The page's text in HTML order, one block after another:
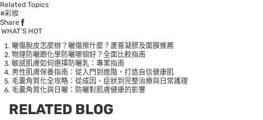
Related Topics
#彩妝
Share
WHAT’S HOT
曬傷脫皮怎麼辦？曬傷擦什麼？蘆薈凝膠及面膜推薦
物理防曬跟化學防曬哪個好？全面比較指南
敏感肌膚如何選擇防曬乳：專業指南
男性肌膚保養指南：從入門到進階，打造自信健康肌
毛囊角質化全攻略：從成因、症狀到完整治療與日常護理
毛囊角質化與日曬：防曬對肌膚健康的影響
RELATED BLOG